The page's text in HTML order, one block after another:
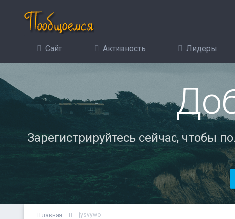
Сайт Активность Лидеры
Зарегистрируйтесь сейчас, чтобы
Главная jysvywo